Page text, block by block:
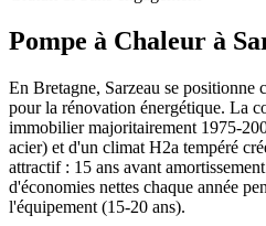
Pompe à Chaleur à
En Bretagne, Sarzeau se positionne
pour la rénovation énergétique. La
immobilier majoritairement 1975-
acier) et d'un climat H2a tempéré
attractif : 15 ans avant
d'économies nettes chaque année
l'équipement (15-20 ans).